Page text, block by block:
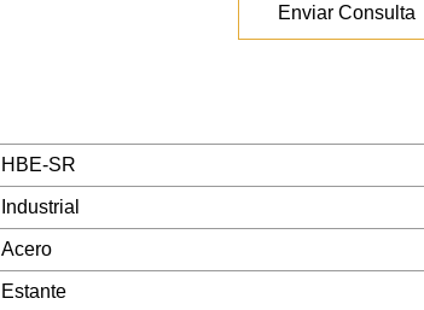
Enviar Consulta
HBE-SR
Industrial
Acero
Estante